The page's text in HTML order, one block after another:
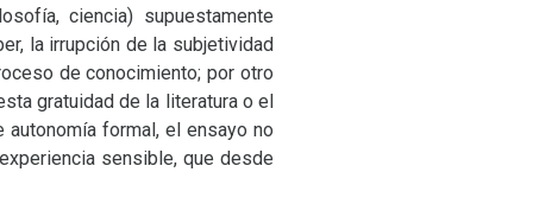
ciencia) supuestamente
la irrupción de la subjetividad
de conocimiento; por otro
gratuidad de la literatura o el
formal, el ensayo no
sensible, que desde